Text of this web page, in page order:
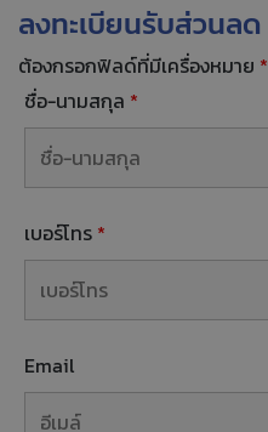
ลงทะเบียนรับส่วนลด
ต้องกรอกฟิลด์ที่มีเครื่องหมาย *
ชื่อ-นามสกุล *
เบอร์โทร *
Email